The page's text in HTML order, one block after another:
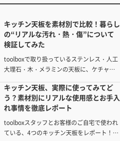
キッチン天板を​素材別で​比較！​暮らし
の​“リアルな​汚れ・熱・傷”に​ついて​
検証してみた​
toolboxで​取り扱っている​ステンレス・​人工
大理石・木・メラミンの​天板に、​ケチャッ
実際の​暮らしで​起こりがちな​“汚れ・熱・
傷”に​ついて​検証してみました。​
キッチン天板、​実際に​使ってみて​ど
う？素材別にリアルな使用感とお手入
れ事情を徹底レポート
toolboxスタッフとお客様のご自宅で使われ
ている、4つのキッチン天板をレポート！選